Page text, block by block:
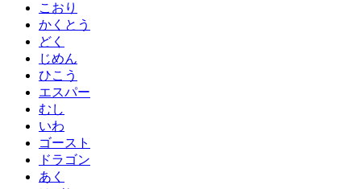
こおり
かくとう
どく
じめん
ひこう
エスパー
むし
いわ
ゴースト
ドラゴン
あく